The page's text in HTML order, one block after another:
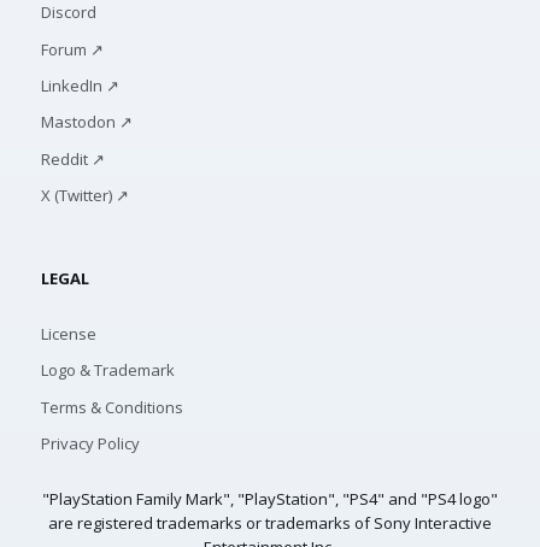
Discord
Forum ↗
LinkedIn ↗
Mastodon ↗
Reddit ↗
X (Twitter) ↗
LEGAL
License
Logo & Trademark
Terms & Conditions
Privacy Policy
"PlayStation Family Mark", "PlayStation", "PS4" and "PS4 logo"
are registered trademarks or trademarks of Sony Interactive